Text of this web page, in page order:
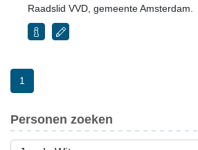
Raadslid VVD, gemeente Amsterdam.
1
Personen zoeken